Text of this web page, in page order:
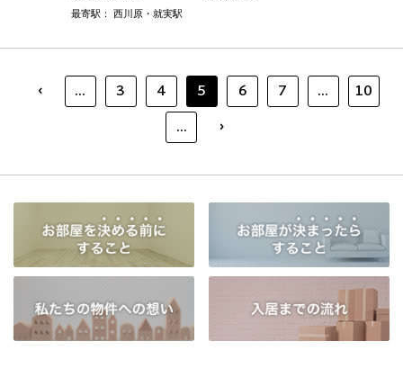
最寄駅： 西川原・就実駅
‹ ... 3 4 5 6 7 ...
10
...
›